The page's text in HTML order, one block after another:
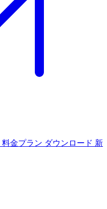
料金プラン ダウンロード 新